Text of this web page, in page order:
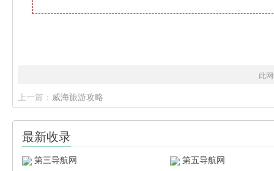
此
上一篇： 威海旅游攻略
最新收录
第三导航网
第五导航网